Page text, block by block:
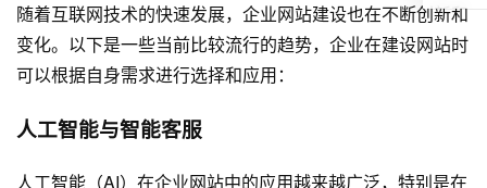
随着互联网技术的快速发展，企业网站建设也在不断创新和
变化。以下是一些当前比较流行的趋势，企业在建设网站时
可以根据自身需求进行选择和应用：
人工智能与智能客服
人工智能（AI）在企业网站中的应用越来越广泛，特别是在